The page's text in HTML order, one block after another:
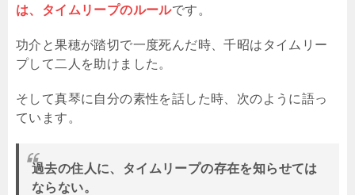
は、タイムリープのルールです。
功介と果穂が踏切で一度死んだ時、千昭はタイムリー
プして二人を助けました。
そして真琴に自分の素性を話した時、次のように語っ
ています。
過去の住人に、タイムリープの存在を知らせては
ならない。